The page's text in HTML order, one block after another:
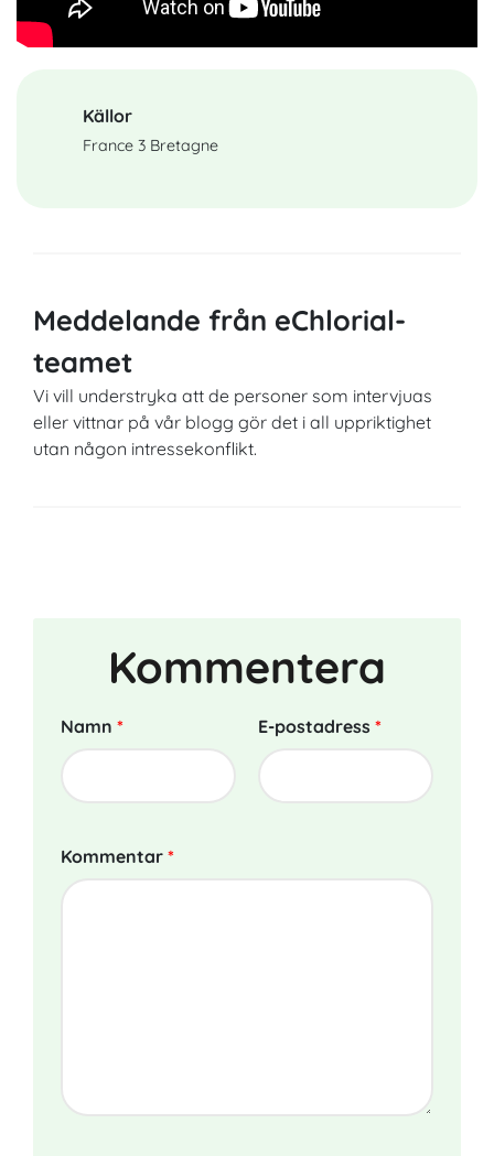
Källor
France 3 Bretagne
Meddelande från eChlorial-
teamet
Vi vill understryka att de personer som intervjuas
eller vittnar på vår blogg gör det i all uppriktighet
utan någon intressekonflikt.
Kommentera
Namn * E-postadress *
Kommentar *